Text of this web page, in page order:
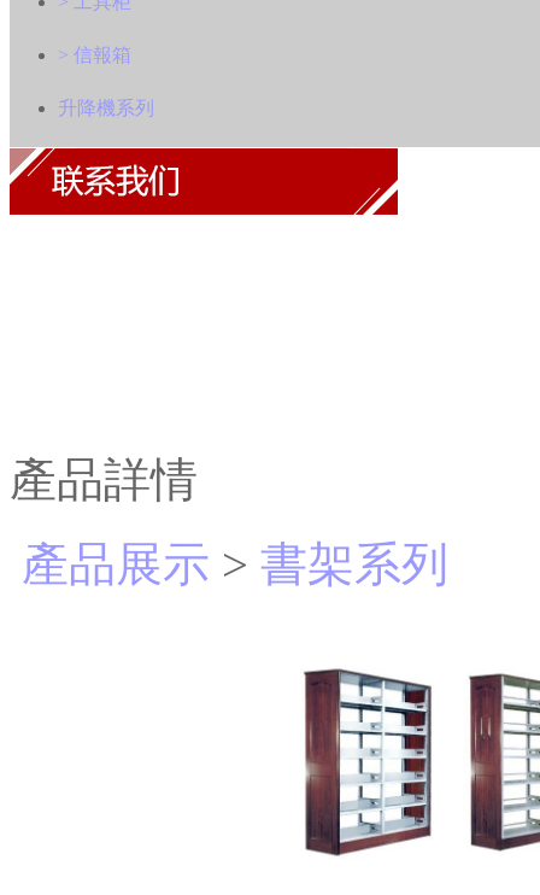
> 信報箱
升降機系列
產品詳情
產品展示 > 書架系列